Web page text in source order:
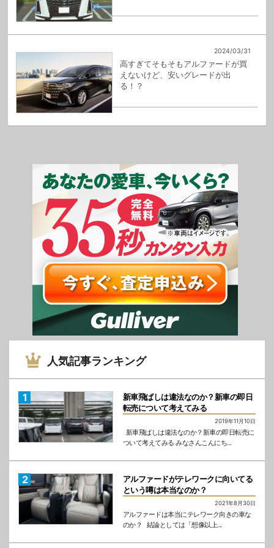
2024/03/31
高すぎてそもそもアルファードが買
えないけど、安いグレードが出
る！？
人気記事ランキング
新車飛ばしは違法なのか？新車の即日
転売について考えてみる
2019年11月10日
新車飛ばしは違法なのか？新車の即日転売に
ついて考えてみる みなさんこんにち...
アルファードがテレワークに向いてる
という噂は本当なのか？
2021年8月30日
アルファードは本当にテレワーク向きの車な
のか？ 結論としては「想像以上...